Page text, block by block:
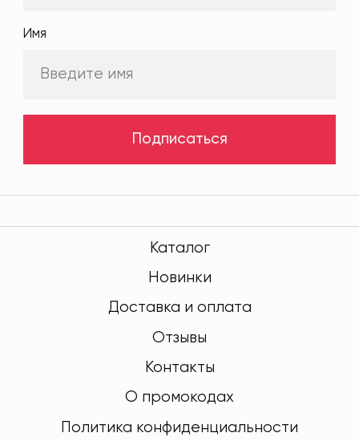
Имя
Подписаться
Каталог
Новинки
Доставка и оплата
Отзывы
Контакты
О промокодах
Политика конфиденциальности